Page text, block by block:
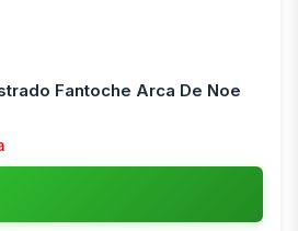
Fantoche Arca De Noe